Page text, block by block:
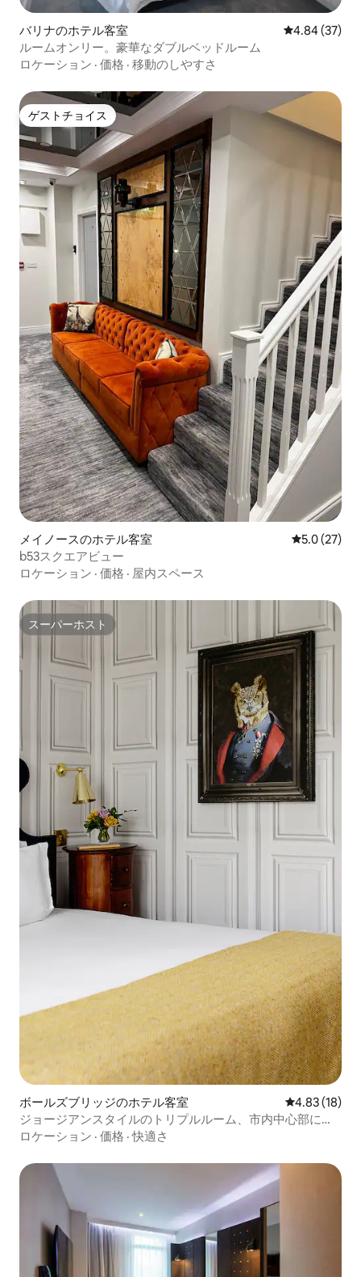
バリナのホテル客室 レビュー37
4.84 (37)
ルームオンリー。豪華なダブルベッドルーム
ロケーション · 価格 · 移動のしやすさ
ゲストチョイス
ゲストチョイス
メイノースのホテル客室 レビュー27
5.0 (27)
b53スクエアビュー
ロケーション · 価格 · 屋内スペース
スーパーホスト
スーパーホスト
ボールズブリッジのホテル客室 レビュー18
4.83 (18)
ジョージアンスタイルのトリプルルーム、市内中心部に近
い
ロケーション · 価格 ·快適さ